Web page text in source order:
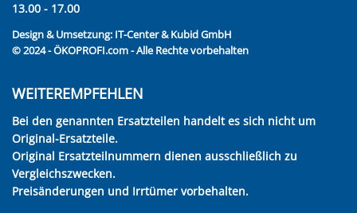
13.00 - 17.00
Design & Umsetzung: IT-Center & Kubid GmbH
© 2024 - ÖKOPROFI.com - Alle Rechte vorbehalten
WEITEREMPFEHLEN
Bei den genannten Ersatzteilen handelt es sich nicht um
Original-Ersatzteile.
Original Ersatzteilnummern dienen ausschließlich zu
Vergleichszwecken.
Preisänderungen und Irrtümer vorbehalten.